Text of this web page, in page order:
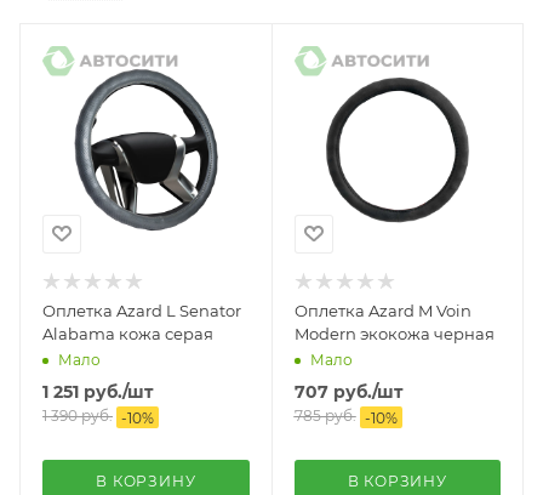
Оплетка Azard L Senator
Alabama кожа серая
Мало
1 251 руб./шт
1 390руб. -10%
В КОРЗИНУ
Оплетка Azard M Voin
Modern экокожа черная
Мало
707руб./шт
785руб. -10%
В КОРЗИНУ